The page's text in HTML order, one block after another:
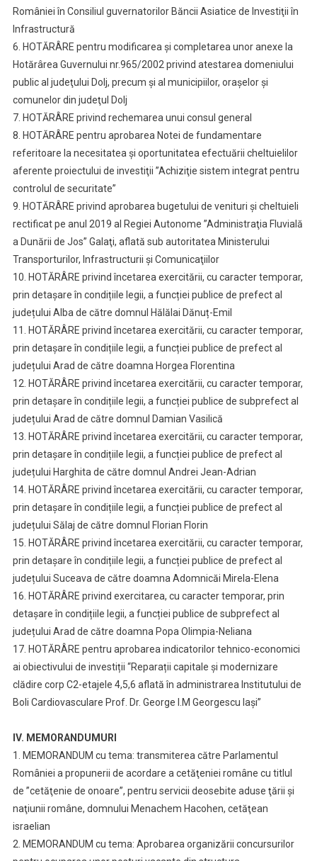
României în Consiliul guvernatorilor Băncii Asiatice de Investiţii în
Infrastructură
6. HOTĂRÂRE pentru modificarea şi completarea unor anexe la
Hotărârea Guvernului nr.965/2002 privind atestarea domeniului
public al judeţului Dolj, precum şi al municipiilor, oraşelor şi
comunelor din judeţul Dolj
7. HOTĂRÂRE privind rechemarea unui consul general
8. HOTĂRÂRE pentru aprobarea Notei de fundamentare
referitoare la necesitatea şi oportunitatea efectuării cheltuielilor
aferente proiectului de investiţii ”Achiziţie sistem integrat pentru
controlul de securitate”
9. HOTĂRÂRE privind aprobarea bugetului de venituri şi cheltuieli
rectificat pe anul 2019 al Regiei Autonome ”Administraţia Fluvială
a Dunării de Jos” Galaţi, aflată sub autoritatea Ministerului
Transporturilor, Infrastructurii şi Comunicaţiilor
10. HOTĂRÂRE privind încetarea exercitării, cu caracter temporar,
prin detașare în condițiile legii, a funcției publice de prefect al
județului Alba de către domnul Hălălai Dănuț-Emil
11. HOTĂRÂRE privind încetarea exercitării, cu caracter temporar,
prin detașare în condițiile legii, a funcției publice de prefect al
județului Arad de către doamna Horgea Florentina
12. HOTĂRÂRE privind încetarea exercitării, cu caracter temporar,
prin detașare în condițiile legii, a funcției publice de subprefect al
județului Arad de către domnul Damian Vasilică
13. HOTĂRÂRE privind încetarea exercitării, cu caracter temporar,
prin detașare în condițiile legii, a funcției publice de prefect al
județului Harghita de către domnul Andrei Jean-Adrian
14. HOTĂRÂRE privind încetarea exercitării, cu caracter temporar,
prin detașare în condițiile legii, a funcției publice de prefect al
județului Sălaj de către domnul Florian Florin
15. HOTĂRÂRE privind încetarea exercitării, cu caracter temporar,
prin detașare în condițiile legii, a funcției publice de prefect al
județului Suceava de către doamna Adomnicăi Mirela-Elena
16. HOTĂRÂRE privind exercitarea, cu caracter temporar, prin
detașare în condițiile legii, a funcției publice de subprefect al
județului Arad de către doamna Popa Olimpia-Neliana
17. HOTĂRÂRE pentru aprobarea indicatorilor tehnico-economici
ai obiectivului de investiții “Reparații capitale și modernizare
clădire corp C2-etajele 4,5,6 aflată în administrarea Institutului de
Boli Cardiovasculare Prof. Dr. George I.M Georgescu Iași”
IV. MEMORANDUMURI
1. MEMORANDUM cu tema: transmiterea către Parlamentul
României a propunerii de acordare a cetăţeniei române cu titlul
de ”cetăţenie de onoare”, pentru servicii deosebite aduse ţării şi
naţiunii române, domnului Menachem Hacohen, cetăţean
israelian
2. MEMORANDUM cu tema: Aprobarea organizării concursurilor